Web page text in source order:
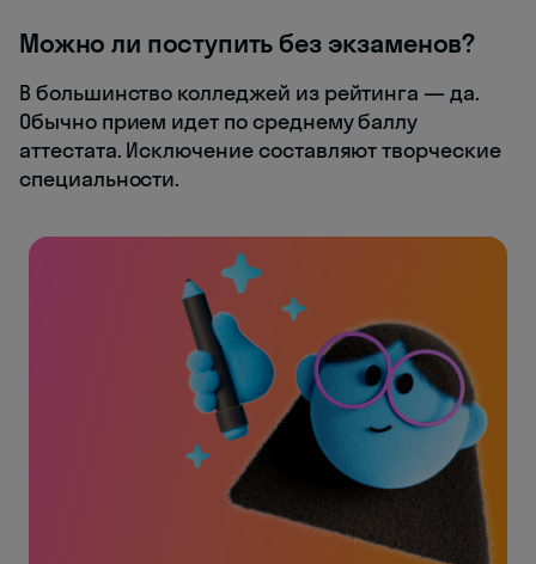
Можно ли поступить без экзаменов?
В большинство колледжей из рейтинга — да.
Обычно прием идет по среднему баллу
аттестата. Исключение составляют творческие
специальности.